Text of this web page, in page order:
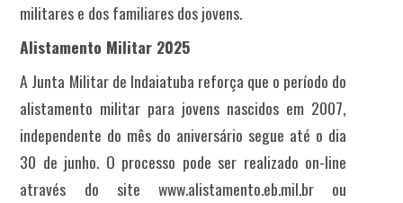
militares e dos familiares dos jovens.
Alistamento Militar 2025
A Junta Militar de Indaiatuba reforça que o período do
alistamento militar para jovens nascidos em 2007,
independente do mês do aniversário segue até o dia
30 de junho. O processo pode ser realizado on-line
através do site www.alistamento.eb.mil.br ou